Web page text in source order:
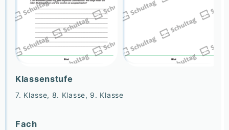
Klassenstufe
7. Klasse, 8. Klasse, 9. Klasse
Fach